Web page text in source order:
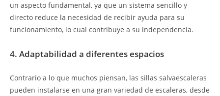
un aspecto fundamental, ya que un sistema sencillo y
directo reduce la necesidad de recibir ayuda para su
funcionamiento, lo cual contribuye a su independencia.
4. Adaptabilidad a diferentes espacios
Contrario a lo que muchos piensan, las sillas salvaescaleras
pueden instalarse en una gran variedad de escaleras, desde